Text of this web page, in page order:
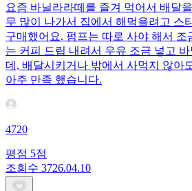
요즘 바닐라라떼를 즐겨 먹어서 배달
무 많이 나가서 집에서 해먹을려고 스
구매했어요. 펌프는 따로 사야 해서 조
는 커피 드립 내려서 우유 조금 넣고
데, 배달시키거나 밖에서 사먹지 않아
아주 만족 했습니다.
4720
평점 5점
조회수 3726.04.10